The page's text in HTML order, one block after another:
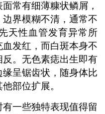
常有细薄糠状鳞屑，
界模糊不清，通常不
天性血管发育异常所
发红，而白斑本身不
。无色素痣出生即有
呈锯齿状，随身体比
部位扩展。
一些独特表现值得留